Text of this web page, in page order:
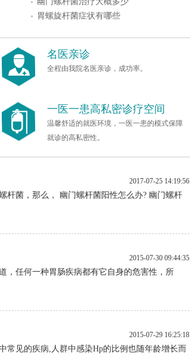
胃螺旋杆菌症状有哪些
名医亲诊
全程由我院名医亲诊，成功率。
一医一患高私密诊疗空间
温馨舒适的就医环境，一医一患的模式保障
就诊的高私密性。
2017-07-25 14:19:56
杆菌，那么， 幽门螺杆菌阳性怎么办? 幽门螺杆
2015-07-30 09:44:35
，任何一种胃肠疾病都有它自身的危害性，所
2015-07-29 16:25:18
常见的疾病,人群中感染Hp的比例也随年龄增长而